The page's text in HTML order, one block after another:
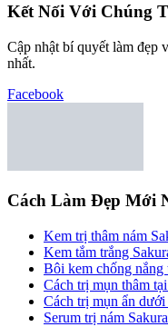
Kết Nối Với Chúng
Cập nhật bí quyết làm đẹp
nhất.
Facebook
Cách Làm Đẹp Mới
Kem trị thâm nám
Kem tắm trắng
Bôi kem chống
Cách trị mụn thâm
Cách trị mụn ẩn dưới
Serum trị nám